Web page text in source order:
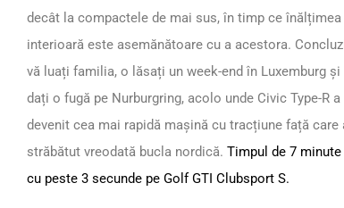
decât la compactele de mai sus, în timp ce înălțimea
interioară este asemănătoare cu a acestora.
vă luați familia, o lăsați un week-end în Luxemburg și
dați o fugă pe Nurburgring, acolo unde Civic Type-R a
devenit cea mai rapidă mașină cu tracțiune față care
străbătut vreodată bucla nordică. Timpul de 7
cu peste 3 secunde pe Golf GTI Clubsport S.